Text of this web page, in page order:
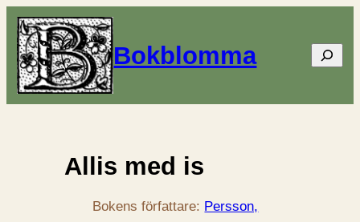
Bokblomma Sök
Allis med is
Bokens författare: Persson,